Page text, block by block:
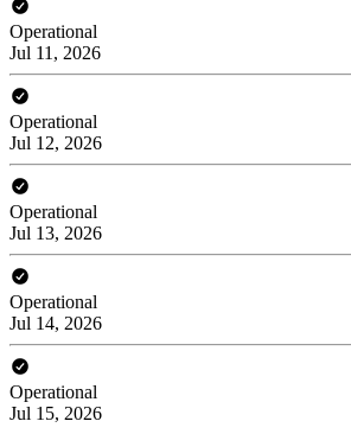
Operational
Jul 11, 2026
Operational
Jul 12, 2026
Operational
Jul 13, 2026
Operational
Jul 14, 2026
Operational
Jul 15, 2026